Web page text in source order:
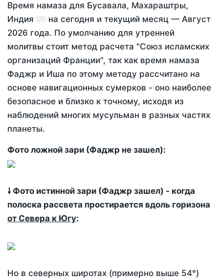
Время намаза для Бусавала, Махараштры,
Индия
на сегодня и текущий месяц — Август
2026 года. По умолчанию для утренней
молитвы стоит метод расчета "Союз исламских
организаций Франции", так как время намаза
Фаджр и Иша по этому методу рассчитано на
основе навигационных сумерков - оно наиболее
безопасное и близко к точному, исходя из
наблюдений многих мусульман в разных частях
планеты.
Фото ложной зари (Фаджр не зашел):
🠗 Фото истинной зари (Фаджр зашел) - когда
полоска рассвета простирается вдоль горизона
от Севера к Югу:
Но в северных широтах (примерно выше 54°)